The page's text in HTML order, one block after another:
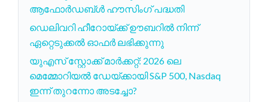
ആഫോര്‍ഡബ്ള്‍ ഹൗസിംഗ് പദ്ധതി
ഡെലിവറി ഹീറോയ്ക്ക് ഊബറിൽ നിന്ന്
ഏറ്റെടുക്കൽ ഓഫർ ലഭിക്കുന്നു
യുഎസ് സ്റ്റോക്ക് മാർക്കറ്റ്: 2026 ലെ
മെമ്മോറിയൽ ഡേയ്‌ക്കായി S&P 500, Nasdaq
ഇന്ന് തുറന്നോ അടച്ചോ?